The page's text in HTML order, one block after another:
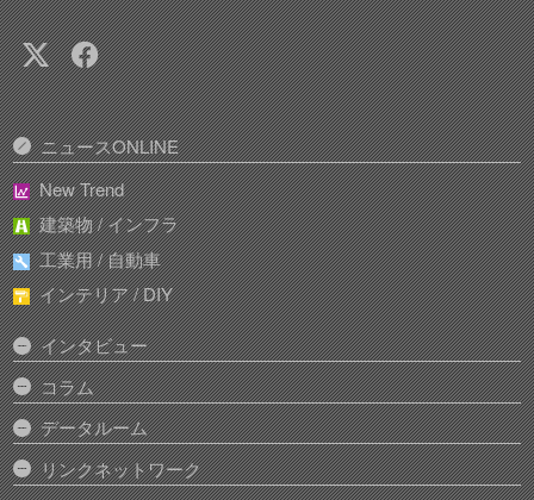
ニュースONLINE
New Trend
建築物 / インフラ
工業用 / 自動車
インテリア / DIY
インタビュー
コラム
データルーム
リンクネットワーク